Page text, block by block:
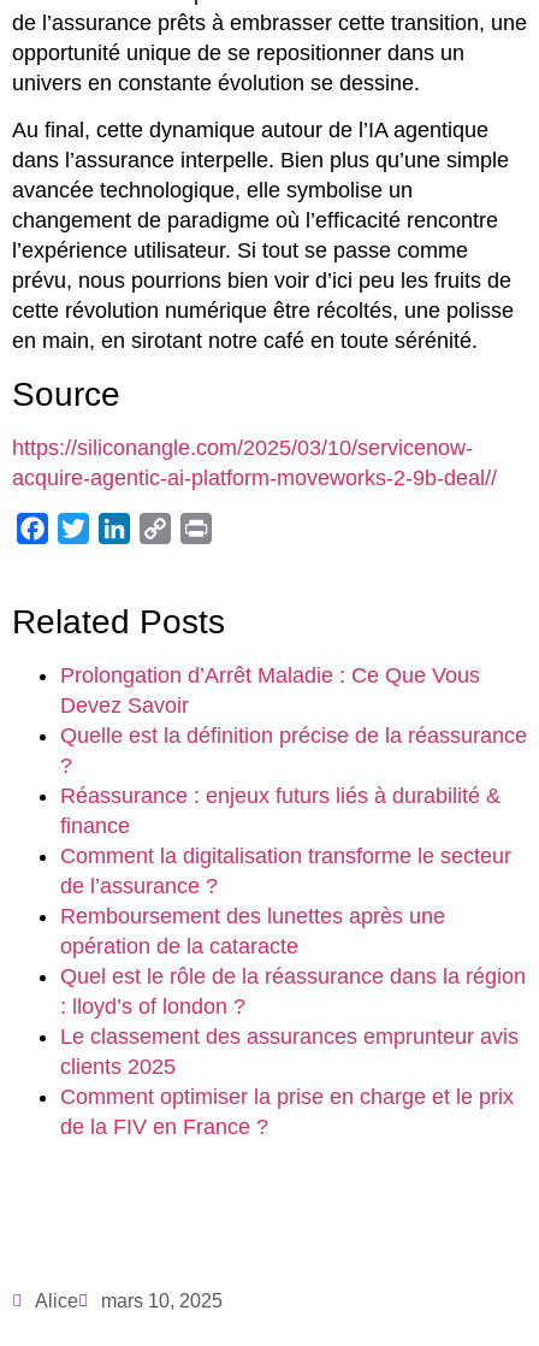
de l’assurance prêts à embrasser cette transition, une
opportunité unique de se repositionner dans un
univers en constante évolution se dessine.
Au final, cette dynamique autour de l’IA agentique
dans l’assurance interpelle. Bien plus qu’une simple
avancée technologique, elle symbolise un
changement de paradigme où l’efficacité rencontre
l’expérience utilisateur. Si tout se passe comme
prévu, nous pourrions bien voir d’ici peu les fruits de
cette révolution numérique être récoltés, une polisse
en main, en sirotant notre café en toute sérénité.
Source
https://siliconangle.com/2025/03/10/servicenow-
acquire-agentic-ai-platform-moveworks-2-9b-deal//
Facebook
TwitterLinkedIn
Copy
Related Posts
Prolongation d’Arrêt Maladie : Ce Que Vous
Devez Savoir
Quelle est la définition précise de la réassurance
?
Réassurance : enjeux futurs liés à durabilité &
finance
Comment la digitalisation transforme le secteur
de l’assurance ?
Remboursement des lunettes après une
opération de la cataracte
Quel est le rôle de la réassurance dans la région
: lloyd’s of london ?
Le classement des assurances emprunteur avis
clients 2025
Comment optimiser la prise en charge et le prix
de la FIV en France ?
Alice mars 10, 2025